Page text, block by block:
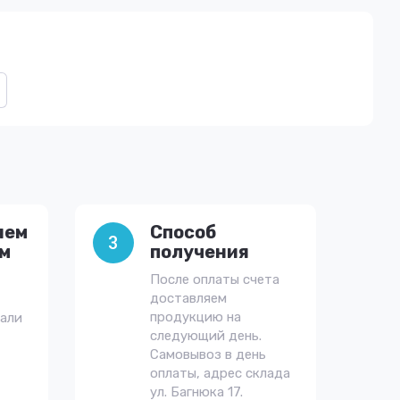
3
Способ
получения
После оплаты счета
доставляем
продукцию на
следующий день.
Самовывоз в день
оплаты, адрес склада
ул. Багнюка 17.